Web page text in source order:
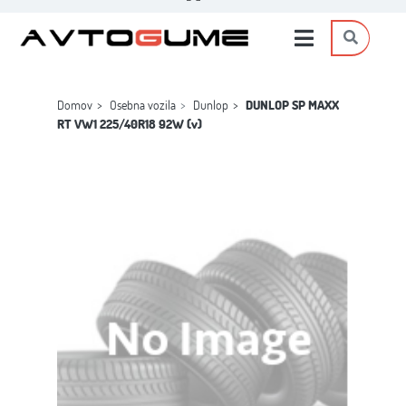
Domov Osebna vozila Dunlop
DUNLOP SP MAXX
RT VW1 225/40R18 92W (v)